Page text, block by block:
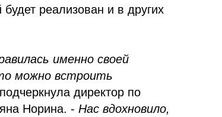
реализован и в других
именно своей
можно встроить
директор по
Норина. - Нас вдохновило,